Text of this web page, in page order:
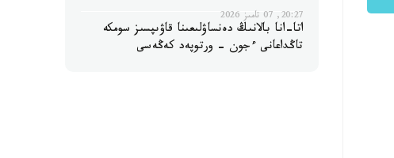
20:27, 07 تامىز 2026
اتا-انا بالانىڭ دەنساۋلىعىنا قاۋىپسىز سومكە
تاڭداعانى ءجون - ورتوپەد كەڭەسى